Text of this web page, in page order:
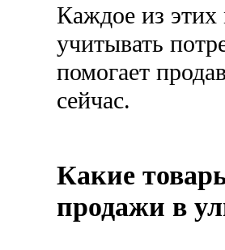
Каждое из
учитывать
помогает
сейчас.
Какие
продажи в